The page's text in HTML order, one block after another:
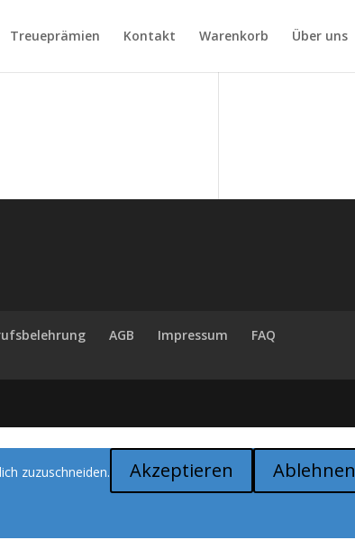
Treueprämien Kontakt Warenkorb Über uns
AGB Impressum
FAQ
zuzuschneiden.
Akzeptieren
Ablehnen